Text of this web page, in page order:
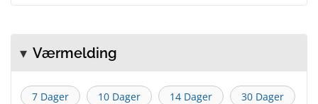
Værmelding
7 Dager 10 Dager 14 Dager 30 Dager